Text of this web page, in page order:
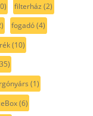
filterház (2)
fogadó(4)
(10)
(1)
(6)